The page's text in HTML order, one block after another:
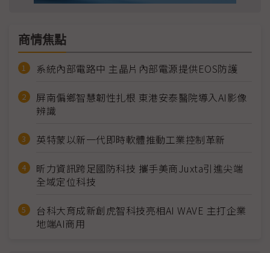
商情焦點
系統內部電路中 主晶片內部電源提供EOS防護
屏南偏鄉智慧韌性扎根 東港安泰醫院導入AI影像
辨識
英特蒙以新一代即時軟體推動工業控制革新
昕力資訊跨足國防科技 攜手美商Juxta引進尖端
全域定位科技
台科大育成新創虎智科技亮相AI WAVE 主打企業
地端AI商用